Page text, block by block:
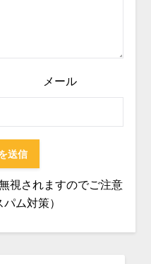
メール
視されますのでご注意
ム対策）